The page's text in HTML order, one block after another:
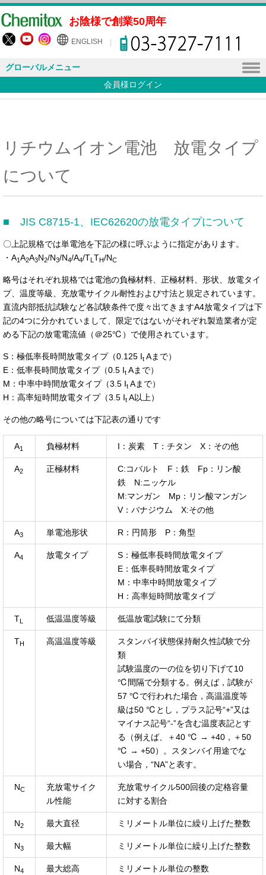
お陰様で創業50周年
ENGLISH
グローバルメニュー
会員様ログイン
リチウムイオン電池 放電タイプ
について
■ JIS C8715-1、IEC62620の放電タイプについて
〇上記規格では単電池を下記の様に呼ぶように指定があります。
・A1A2A3N2/N3/N4/A4/TL TH/NC
略号はそれぞれ規格では電池の負極材料、正極材料、形状、放電タイ
プ、温度等級、充放電サイクル耐性および寸法と規定されています。
直流内部抵抗試験など各試験条件で度々出てきますA4放電タイプは下
記の4つに分かれていまして、限定ではないがそれぞれ製造業者が定
める下記の放電電流値（＠25℃）で使用されています。
S：極低率長時間放電タイプ（0.125 It Aまで）
E：低率長時間放電タイプ（0.5 It Aまで）
M：中率中時間放電タイプ（3.5 It Aまで）
H：高率短時間放電タイプ（3.5 It A以上）
その他の略号については下記表の通りです
A1 負極材料 I：炭素 T：チタン X：その他
A2 正極材料
C:コバルト F：鉄 Fp：リン酸
鉄 N:ニッケル
M:マンガン Mp：リン酸マンガン
V：バナジウム X:その他
A3 単電池形状 R：円筒形 P：角型
A4 放電タイプ
S：極低率長時間放電タイプ
E：低率長時間放電タイプ
M：中率中時間放電タイプ
H：高率短時間放電タイプ
TL 低温温度等級 低温放電試験にて分類
TH 高温温度等級
スタンバイ状態保持耐久性試験で分
類
試験温度の一の位を切り下げて10
℃間隔で分類する。例えば，試験が
57 ℃で行われた場合，高温温度等
級は50 ℃とし，プラス記号“+”又は
マイナス記号“-”を含む温度表記とす
る（例えば、＋40 ℃ → +40，＋50
℃ → +50）。スタンバイ用途でな
い場合，“NA”と表す。
NC
充放電サイク
ル性能
充放電サイクル500回後の定格容量
に対する割合
N2 最大直径 ミリメートル単位に繰り上げた整数
N3 最大幅 ミリメートル単位に繰り上げた整数
N4 最大総高 ミリメートル単位の整数